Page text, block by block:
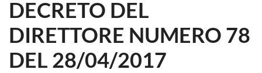
DECRETO DEL
DIRETTORE NUMERO 78
DEL 28/04/2017